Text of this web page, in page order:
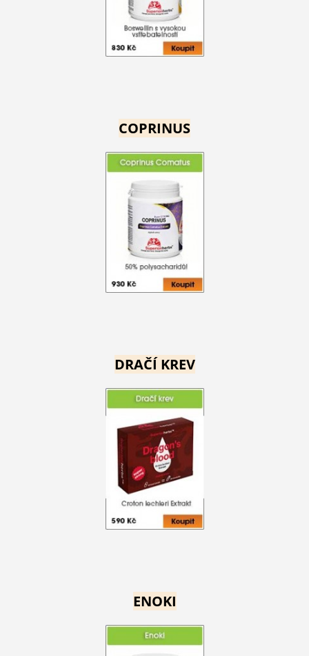
COPRINUS
DRAČÍ KREV
ENOKI